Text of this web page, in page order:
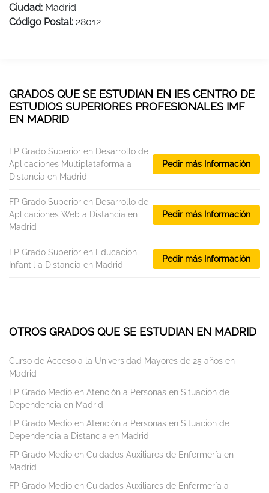
Ciudad: Madrid
Código Postal: 28012
GRADOS QUE SE ESTUDIAN EN IES CENTRO DE
ESTUDIOS SUPERIORES PROFESIONALES IMF
EN MADRID
FP Grado Superior en Desarrollo de
Aplicaciones Multiplataforma a
Distancia en Madrid
Pedir más Información
FP Grado Superior en Desarrollo de
Aplicaciones Web a Distancia en
Madrid
Pedir más Información
FP Grado Superior en Educación
Infantil a Distancia en Madrid
Pedir más Información
OTROS GRADOS QUE SE ESTUDIAN EN MADRID
Curso de Acceso a la Universidad Mayores de 25 años en
Madrid
FP Grado Medio en Atención a Personas en Situación de
Dependencia en Madrid
FP Grado Medio en Atención a Personas en Situación de
Dependencia a Distancia en Madrid
FP Grado Medio en Cuidados Auxiliares de Enfermería en
Madrid
FP Grado Medio en Cuidados Auxiliares de Enfermería a